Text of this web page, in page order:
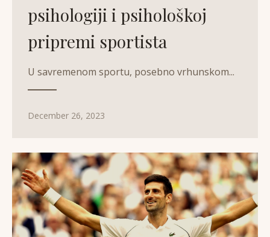
psihologiji i psihološkoj
pripremi sportista
U savremenom sportu, posebno vrhunskom...
December 26, 2023